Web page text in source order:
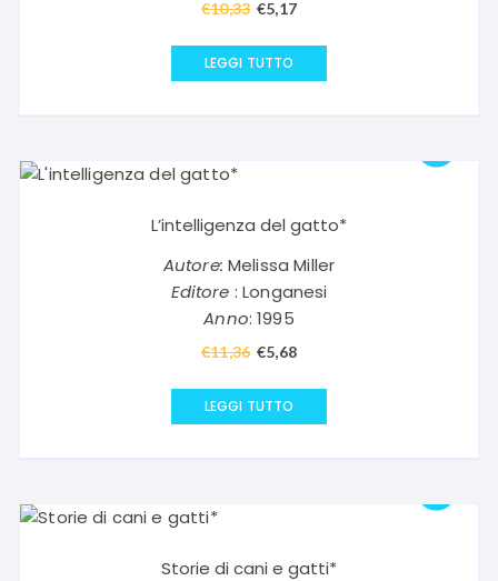
€10,33 Il
originale
€5,17Il
LEGGI TUTTO
L’intelligenza del gatto*
Autore: Melissa Miller
Editore : Longanesi
Anno: 1995
€11,36 Il
originale
€5,68Il
LEGGI TUTTO
Storie di cani e gatti*